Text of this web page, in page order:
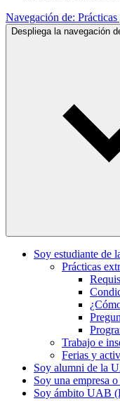
Navegación de:
Despliega la navegación
Soy estudiante de
Prácticas
Trabajo e
Ferias y
Soy alumni de la
Soy una empresa
Soy ámbito UAB